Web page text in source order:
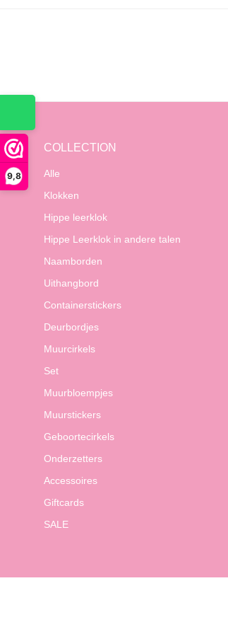
9,8
COLLECTION
Alle
Klokken
Hippe leerklok
Hippe Leerklok in andere talen
Naamborden
Uithangbord
Containerstickers
Deurbordjes
Muurcirkels
Set
Muurbloempjes
Muurstickers
Geboortecirkels
Onderzetters
Accessoires
Giftcards
SALE